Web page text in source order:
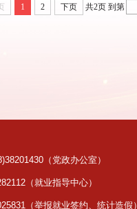
1 2 下页 共2页 到第
（党政办公室）
就业指导中心）
举报就业签约、统计造假）